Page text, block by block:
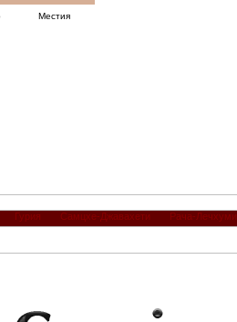
Местия
Гурия Самцхе-Джавахети Рача-Лечхуми